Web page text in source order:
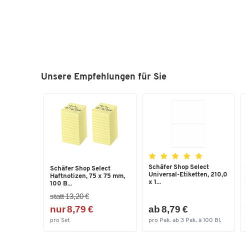
Unsere Empfehlungen für Sie
Schäfer Shop Select
Haftnotizen, 75 x 75 mm,
100 B...
statt 13,20 €
nur 8,79 €
pro Set
Schäfer Shop Select
Universal-Etiketten, 210,0
x 1...
ab 8,79 €
pro Pak. ab 3 Pak. à 100 Bl.